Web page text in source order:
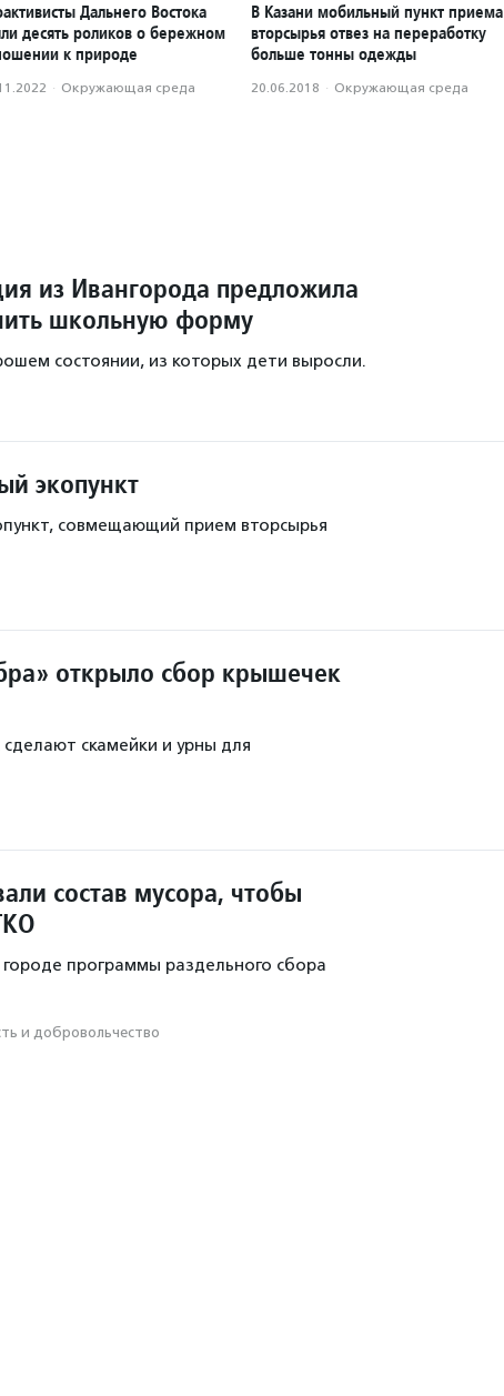
Дальнего Востока
десять роликов о бережном
к природе
· Окружающая среда
В Казани мобильный пункт приема
вторсырья отвез на переработку
больше тонны одежды
20.06.2018 · Окружающая среда
из Ивангорода предложила
школьную форму
состоянии, из которых дети выросли.
экопункт
совмещающий прием вторсырья
открыло сбор крышечек
скамейки и урны для
состав мусора, чтобы
городе программы раздельного сбора
и доброволь­чест­во